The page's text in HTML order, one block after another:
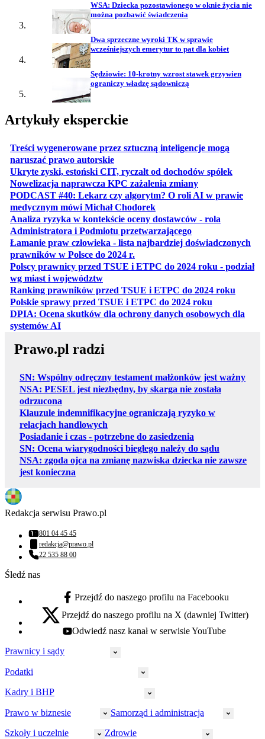
WSA: Dziecka pozostawionego w oknie życia nie
można pozbawić świadczenia
Dwa sprzeczne wyroki TK w sprawie
wcześniejszych emerytur to pat dla kobiet
Sędziowie: 10-krotny wzrost stawek grzywien
ograniczy władzę sądowniczą
Artykuły eksperckie
Treści wygenerowane przez sztuczną inteligencje mogą
naruszać prawo autorskieotwiera się w nowej karcie
Ukryte zyski, estoński CIT, ryczałt od dochodów spółekotwiera
Nowelizacja naprawcza KPC zażalenia zmianyotwiera się w
PODCAST #40: Lekarz czy algorytm? O roli AI w prawie
medycznym mówi Michał Chodorekotwiera się w nowej karcie
Analiza ryzyka w kontekście oceny dostawców - rola
Administratora i Podmiotu przetwarzającegootwiera się w
Łamanie praw człowieka - lista najbardziej doświadczonych
prawników w Polsce do 2024 r.
Polscy prawnicy przed TSUE i ETPC do 2024 roku - podział
wg miast i województwotwiera się w nowej karcie
Ranking prawników przed TSUE i ETPC do 2024 roku
Polskie sprawy przed TSUE i ETPC do 2024 roku
DPIA: Ocena skutków dla ochrony danych osobowych dla
systemów AIotwiera się w nowej karcie
Prawo.pl radzi
SN: Wspólny odręczny testament małżonków jest ważny
NSA: PESEL jest niezbędny, by skarga nie została
odrzucona
Klauzule indemnifikacyjne ograniczają ryzyko w
relacjach handlowych
Posiadanie i czas - potrzebne do zasiedzenia
SN: Ocena wiarygodności biegłego należy do sądu
NSA: zgoda ojca na zmianę nazwiska dziecka nie zawsze
jest konieczna
Redakcja serwisu Prawo.pl
Numer telefonu:
801 04 45 45
Adres email:
redakcja@prawo.pl
Numer telefonu:
22 535 88 00
Śledź nas
facebook - otwiera się w nowej karcie
Przejdź do naszego profilu na Facebooku
x - otwiera się w nowej karcie
Przejdź do naszego profilu na X (dawniej Twitter)
youtube - otwiera się w nowej karcie
Odwiedź nasz kanał w serwisie YouTube
Prawnicy i sądy
Prawnicy
Policja
Strefa aplikanta
Podatki
CIT
Akcyza
Kadry i BHP
HR
Prawo w biznesie Samorząd i administracja
Szkoły i uczelnie Zdrowie